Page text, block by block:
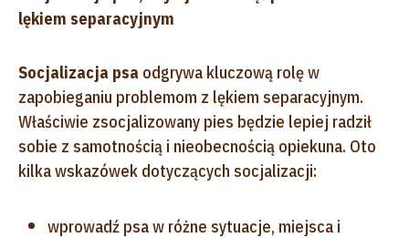
lękiem separacyjnym
Socjalizacja psa odgrywa kluczową rolę w
zapobieganiu problemom z lękiem separacyjnym.
Właściwie zsocjalizowany pies będzie lepiej radził
sobie z samotnością i nieobecnością opiekuna. Oto
kilka wskazówek dotyczących socjalizacji:
wprowadź psa w różne sytuacje, miejsca i